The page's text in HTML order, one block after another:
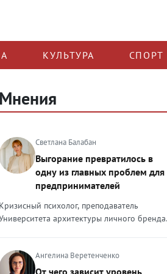
КУЛЬТУРА СПОРТ
Мнения
Светлана Балабан
Выгорание превратилось в
одну из главных проблем для
предпринимателей
Кризисный психолог, преподаватель
архитектуры личного бренда
и способах преодоления Выгорание в 2026
стало самой острой проблемой, однако
Ангелина Веретенченко
От чего зависит уровень